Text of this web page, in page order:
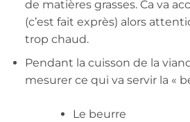
de matières grasses. Ca va
(c’est fait exprès) alors
trop chaud.
Pendant la cuisson de la
mesurer ce qui va servir la «
Le beurre